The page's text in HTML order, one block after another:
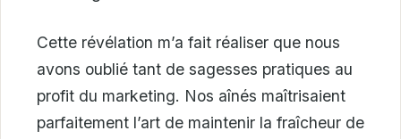
Cette révélation m’a fait réaliser que nous
avons oublié tant de sagesses pratiques au
profit du marketing. Nos aînés maîtrisaient
parfaitement l’art de maintenir la fraîcheur de